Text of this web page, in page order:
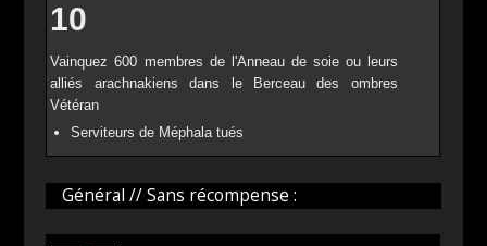
10
Vainquez 600 membres de l'Anneau de soie ou leurs
alliés arachnakiens dans le Berceau des ombres
Vétéran
Serviteurs de Méphala tués
Général // Sans récompense :